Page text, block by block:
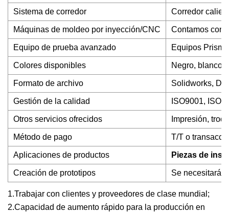
Sistema de corredor Corredor
Máquinas de moldeo por inyección/CNC Contamos con
Equipo de prueba avanzado Equipos
Colores disponibles Negro, blanco,
Formato de archivo Solidworks,
Gestión de la calidad ISO9001,
Otros servicios ofrecidos Impresión,
Método de pago T/T o
Aplicaciones de productos Piezas de
Creación de prototipos Se necesitarán
1.Trabajar con clientes y proveedores de clase mundial;
2.Capacidad de aumento rápido para la producción en